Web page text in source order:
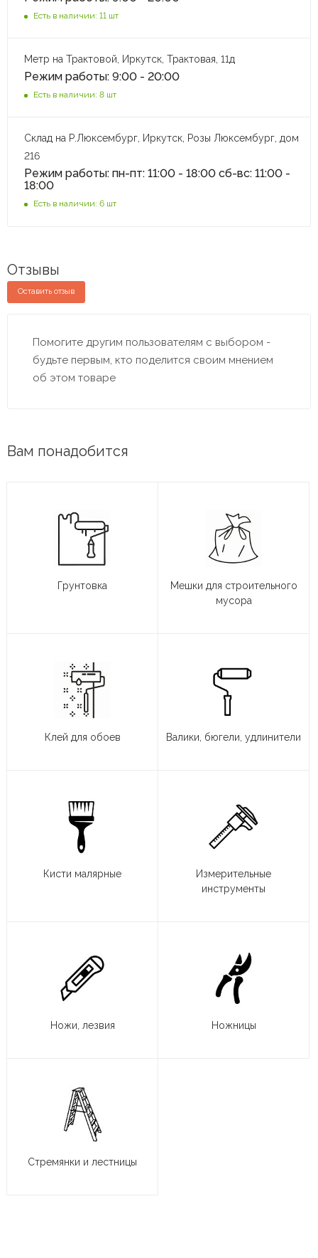
Есть в наличии: 11 шт
Метр на Трактовой, Иркутск, Трактовая, 11д
Режим работы: 9:00 - 20:00
Есть в наличии: 8 шт
Склад на Р.Люксембург, Иркутск, Розы Люксембург, дом
216
Режим работы: пн-пт: 11:00 - 18:00 сб-вс: 11:00 -
18:00
Есть в наличии: 6 шт
Отзывы
Оставить отзыв
Помогите другим пользователям с выбором -
будьте первым, кто поделится своим мнением
об этом товаре
Вам понадобится
Грунтовка
Мешки для строительного
мусора
Клей для обоев Валики, бюгели, удлинители
Кисти малярные
Измерительные
инструменты
Ножи, лезвия Ножницы
Стремянки и лестницы